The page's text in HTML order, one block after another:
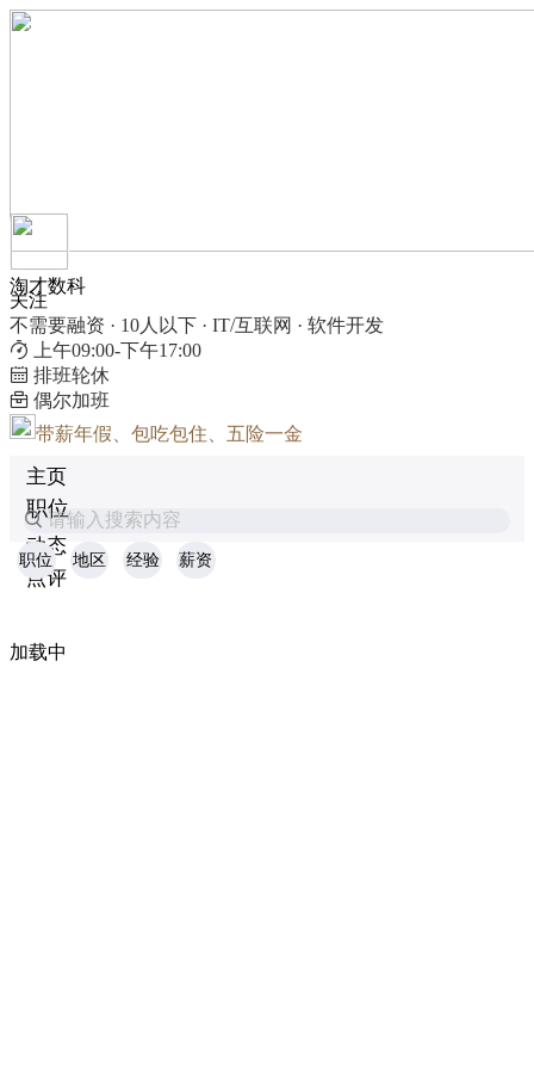
淘才数科
关注
不需要融资 · 10人以下 · IT/互联网 · 软件开发
上午09:00-下午17:00
排班轮休
偶尔加班
带薪年假、包吃包住、五险一金
主页
职位
动态
点评
请输入搜索内容
职位 地区 经验 薪资
加载中